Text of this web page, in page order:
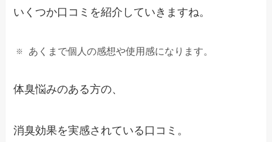
いくつか口コミを紹介していきますね。
あくまで個人の感想や使用感になります。
体臭悩みのある方の、
消臭効果を実感されている口コミ。